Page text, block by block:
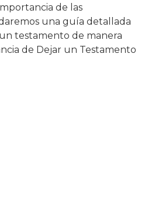
de las
una guía detallada
testamento de manera
de Dejar un Testamento